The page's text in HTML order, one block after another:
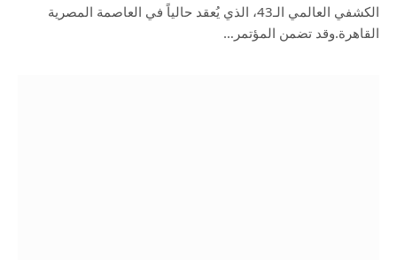
الكشفي العالمي الـ43، الذي يُعقد حالياً في العاصمة المصرية
القاهرة.وقد تضمن المؤتمر…